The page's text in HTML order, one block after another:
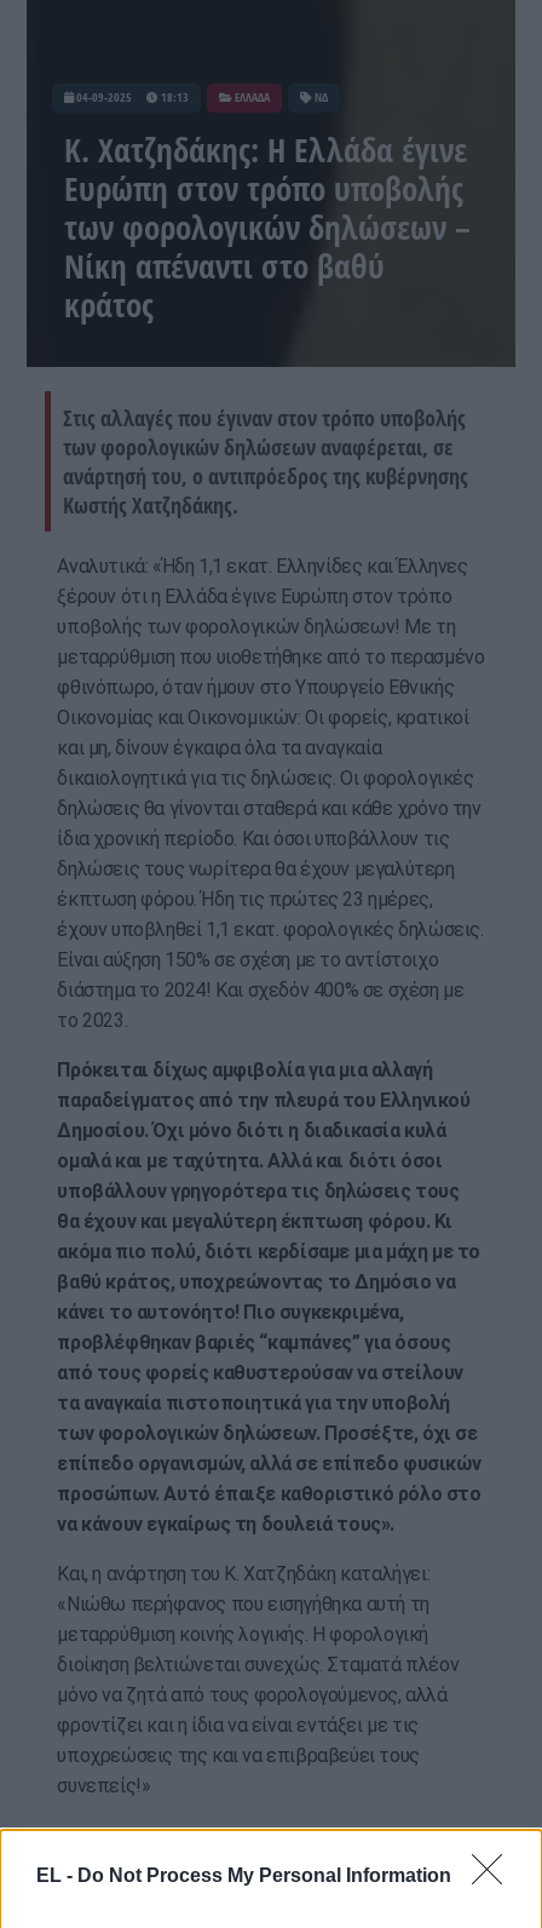
EL - Do Not Process My Personal Information
04-09-2025 18:13 ΕΛΛΑΔΑ ΝΔ
Κ. Χατζηδάκης: Η Ελλάδα έγινε
Ευρώπη στον τρόπο υποβολής
των φορολογικών δηλώσεων –
Νίκη απέναντι στο βαθύ
κράτος
Στις αλλαγές που έγιναν στον τρόπο υποβολής
των φορολογικών δηλώσεων αναφέρεται, σε
ανάρτησή του, ο αντιπρόεδρος της κυβέρνησης
Κωστής Χατζηδάκης.
Αναλυτικά: «Ήδη 1,1 εκατ. Ελληνίδες και Έλληνες
ξέρουν ότι η Ελλάδα έγινε Ευρώπη στον τρόπο
υποβολής των φορολογικών δηλώσεων! Με τη
μεταρρύθμιση που υιοθετήθηκε από το περασμένο
φθινόπωρο, όταν ήμουν στο Υπουργείο Εθνικής
Οικονομίας και Οικονομικών: Οι φορείς, κρατικοί
και μη, δίνουν έγκαιρα όλα τα αναγκαία
δικαιολογητικά για τις δηλώσεις. Οι φορολογικές
δηλώσεις θα γίνονται σταθερά και κάθε χρόνο την
ίδια χρονική περίοδο. Και όσοι υποβάλλουν τις
δηλώσεις τους νωρίτερα θα έχουν μεγαλύτερη
έκπτωση φόρου. Ήδη τις πρώτες 23 ημέρες,
έχουν υποβληθεί 1,1 εκατ. φορολογικές δηλώσεις.
Είναι αύξηση 150% σε σχέση με το αντίστοιχο
διάστημα το 2024! Και σχεδόν 400% σε σχέση με
το 2023.
Πρόκειται δίχως αμφιβολία για μια αλλαγή
παραδείγματος από την πλευρά του Ελληνικού
Δημοσίου. Όχι μόνο διότι η διαδικασία κυλά
ομαλά και με ταχύτητα. Αλλά και διότι όσοι
υποβάλλουν γρηγορότερα τις δηλώσεις τους
θα έχουν και μεγαλύτερη έκπτωση φόρου. Κι
ακόμα πιο πολύ, διότι κερδίσαμε μια μάχη με το
βαθύ κράτος, υποχρεώνοντας το Δημόσιο να
κάνει το αυτονόητο! Πιο συγκεκριμένα,
προβλέφθηκαν βαριές “καμπάνες” για όσους
από τους φορείς καθυστερούσαν να στείλουν
τα αναγκαία πιστοποιητικά για την υποβολή
των φορολογικών δηλώσεων. Προσέξτε, όχι σε
επίπεδο οργανισμών, αλλά σε επίπεδο φυσικών
προσώπων. Αυτό έπαιξε καθοριστικό ρόλο στο
να κάνουν εγκαίρως τη δουλειά τους».
Και, η ανάρτηση του Κ. Χατζηδάκη καταλήγει:
«Νιώθω περήφανος που εισηγήθηκα αυτή τη
μεταρρύθμιση κοινής λογικής. Η φορολογική
διοίκηση βελτιώνεται συνεχώς. Σταματά πλέον
μόνο να ζητά από τους φορολογούμενος, αλλά
φροντίζει και η ίδια να είναι εντάξει με τις
υποχρεώσεις της και να επιβραβεύει τους
συνεπείς!»
ΑΠΕ-ΜΠΕ / photo: eurokinissi